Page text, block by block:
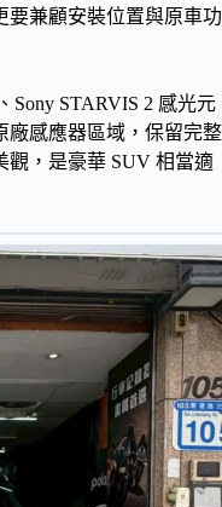
要兼顧安裝位置與原車功
Sony STARVIS 2 感光元
廠感應器區域，保留完整
觀，是豪華 SUV 相當適